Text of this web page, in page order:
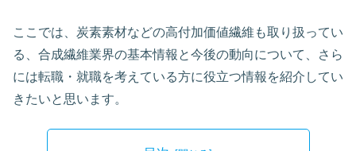
ここでは、炭素素材などの高付加価値繊維も取り扱ってい
る、合成繊維業界の基本情報と今後の動向について、さら
には転職・就職を考えている方に役立つ情報を紹介してい
きたいと思います。